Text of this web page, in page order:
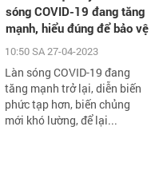
sóng COVID-19 đang tăng
mạnh, hiểu đúng để bảo vệ
sức khỏe an toàn
10:50 SA 27-04-2023
Làn sóng COVID-19 đang
tăng mạnh trở lại, diễn biến
phức tạp hơn, biến chủng
mới khó lường, để lại...